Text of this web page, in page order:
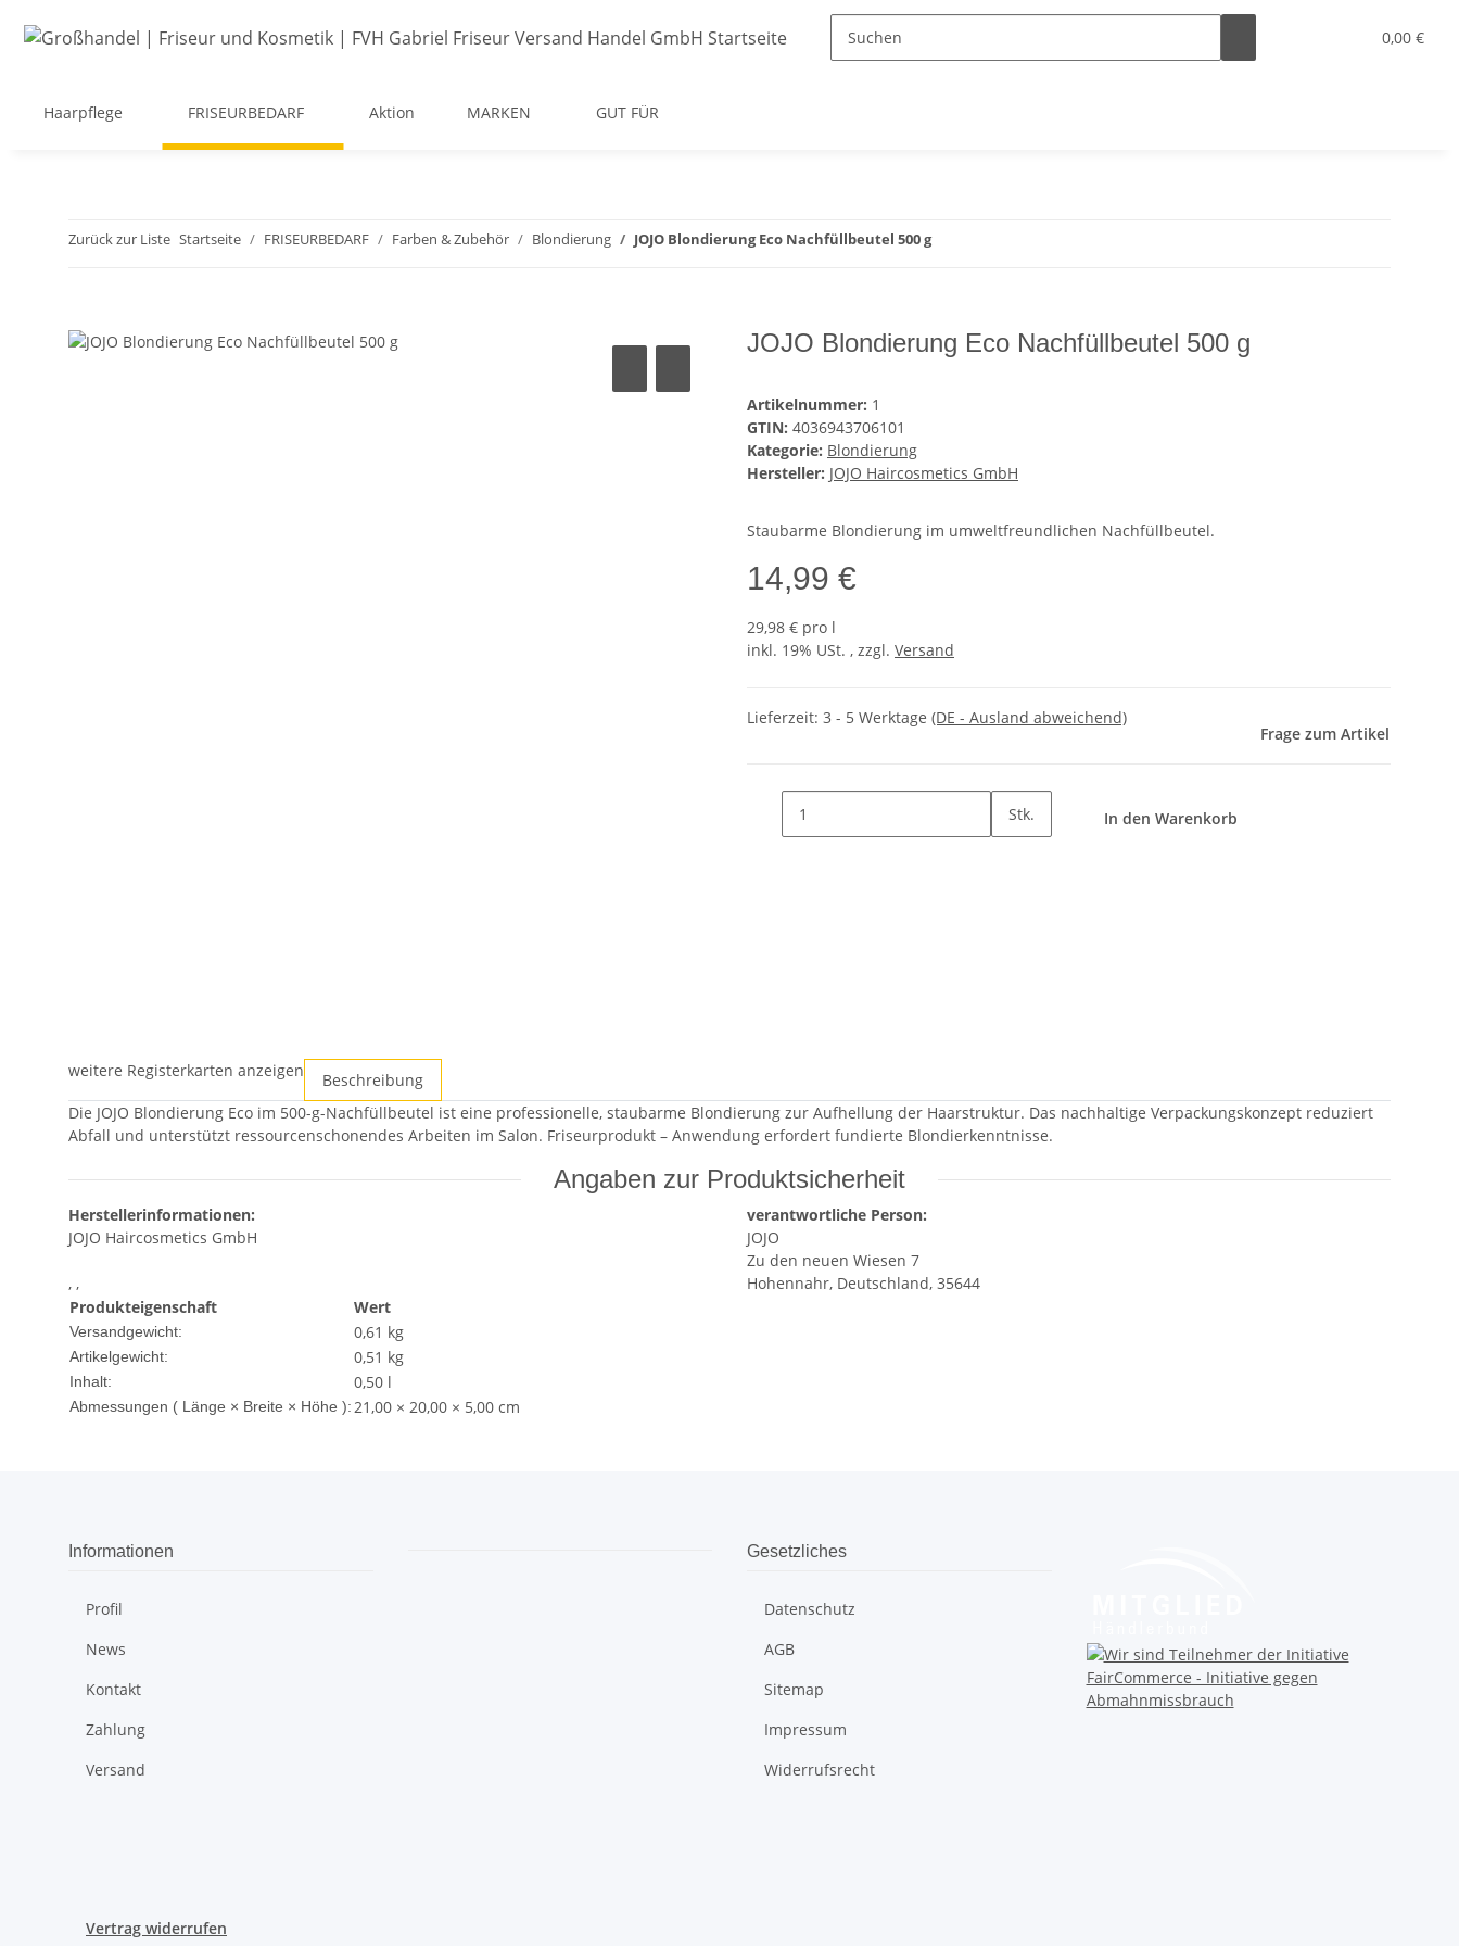
0,00 €
Haarpflege FRISEURBEDARF Aktion MARKEN GUT FÜR
Zurück zur Liste Startseite FRISEURBEDARF Farben & Zubehör Blondierung JOJO Blondierung Eco Nachfüllbeutel 500 g
JOJO Blondierung Eco Nachfüllbeutel 500 g
Artikelnummer: 1
GTIN: 4036943706101
Kategorie: Blondierung
Hersteller: JOJO Haircosmetics GmbH
Staubarme Blondierung im umweltfreundlichen Nachfüllbeutel.
14,99 €
29,98 € pro l
inkl. 19% USt. , zzgl. Versand
Lieferzeit: 3 - 5 Werktage (DE - Ausland abweichend)
Frage zum Artikel
Stk. In den Warenkorb
weitere Registerkarten anzeigen
Beschreibung
Die JOJO Blondierung Eco im 500-g-Nachfüllbeutel ist eine professionelle, staubarme Blondierung zur Aufhellung der Haarstruktur. Das nachhaltige Verpackungskonzept reduziert
Abfall und unterstützt ressourcenschonendes Arbeiten im Salon. Friseurprodukt – Anwendung erfordert fundierte Blondierkenntnisse.
Angaben zur Produktsicherheit
Herstellerinformationen:
JOJO Haircosmetics GmbH
, ,
verantwortliche Person:
JOJO
Zu den neuen Wiesen 7
Hohennahr, Deutschland, 35644
Produkteigenschaft
Wert
Versandgewicht: 0,61 kg
Artikelgewicht: 0,51 kg
Inhalt: 0,50 l
Abmessungen ( Länge × Breite × Höhe ):21,00 × 20,00 × 5,00 cm
Informationen
Profil
News
Kontakt
Zahlung
Versand
Gesetzliches
Datenschutz
AGB
Sitemap
Impressum
Widerrufsrecht
Vertrag widerrufen